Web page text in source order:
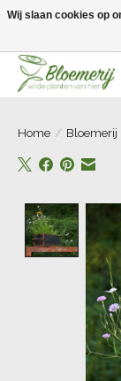
Home / Bloemerij
Wij slaan cookies op